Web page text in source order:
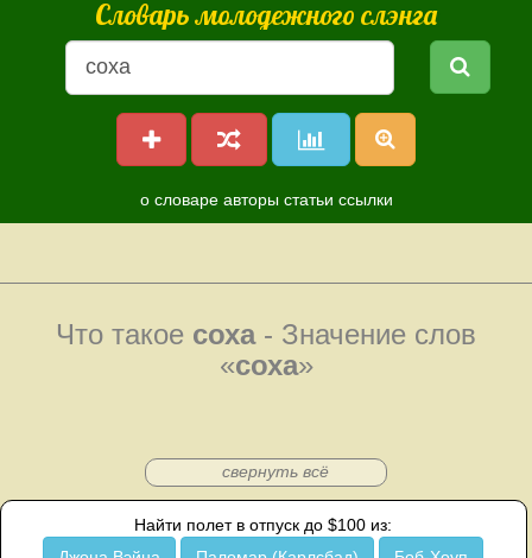
Словарь молодежного слэнга
о словаре авторы статьи ссылки
Что такое соха- Значение слов
«соха»
свернуть всё
Найти полет в отпуск до $100 из: